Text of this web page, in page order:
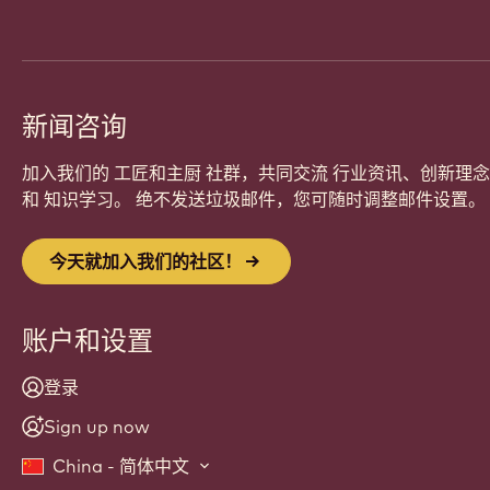
新闻咨询
加入我们的 工匠和主厨 社群，共同交流 行业资讯、创新理念
和 知识学习。 绝不发送垃圾邮件，您可随时调整邮件设置。
今天就加入我们的社区！
账户和设置
登录
Sign up now
China - 简体中文